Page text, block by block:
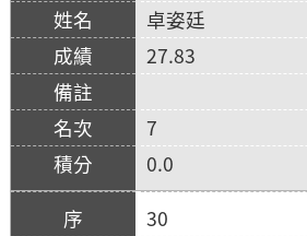
卓姿廷
27.83
7
0.0
30